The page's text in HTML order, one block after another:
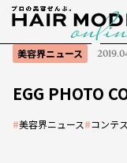
美容界ニュース
EGG PHOTO
#美容界ニュース#コンテ